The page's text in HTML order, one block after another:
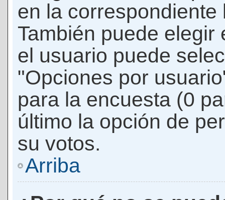
en la
También puede
el usuario puede
"Opciones por
para la encuesta (0
último la opción de
su votos.
Arriba